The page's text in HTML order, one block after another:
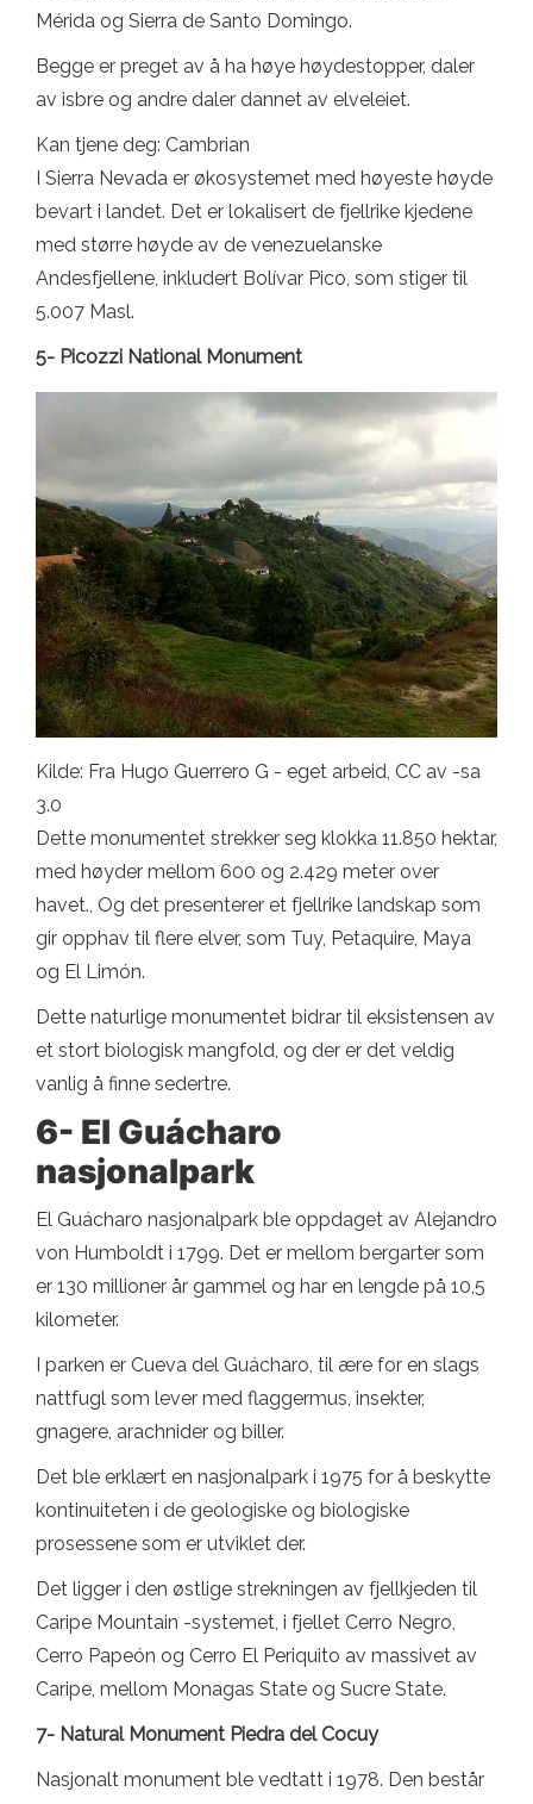
Mérida og Sierra de Santo Domingo.
Begge er preget av å ha høye høydestopper, daler
av isbre og andre daler dannet av elveleiet.
Kan tjene deg: Cambrian
I Sierra Nevada er økosystemet med høyeste høyde
bevart i landet. Det er lokalisert de fjellrike kjedene
med større høyde av de venezuelanske
Andesfjellene, inkludert Bolívar Pico, som stiger til
5.007 Masl.
5- Picozzi National Monument
Kilde: Fra Hugo Guerrero G - eget arbeid, CC av -sa
3.0
Dette monumentet strekker seg klokka 11.850 hektar,
med høyder mellom 600 og 2.429 meter over
havet., Og det presenterer et fjellrike landskap som
gir opphav til flere elver, som Tuy, Petaquire, Maya
og El Limón.
Dette naturlige monumentet bidrar til eksistensen av
et stort biologisk mangfold, og der er det veldig
vanlig å finne sedertre.
6- El Guácharo
nasjonalpark
El Guácharo nasjonalpark ble oppdaget av Alejandro
von Humboldt i 1799. Det er mellom bergarter som
er 130 millioner år gammel og har en lengde på 10,5
kilometer.
I parken er Cueva del Guácharo, til ære for en slags
nattfugl som lever med flaggermus, insekter,
gnagere, arachnider og biller.
Det ble erklært en nasjonalpark i 1975 for å beskytte
kontinuiteten i de geologiske og biologiske
prosessene som er utviklet der.
Det ligger i den østlige strekningen av fjellkjeden til
Caripe Mountain -systemet, i fjellet Cerro Negro,
Cerro Papeón og Cerro El Periquito av massivet av
Caripe, mellom Monagas State og Sucre State.
7- Natural Monument Piedra del Cocuy
Nasjonalt monument ble vedtatt i 1978. Den består